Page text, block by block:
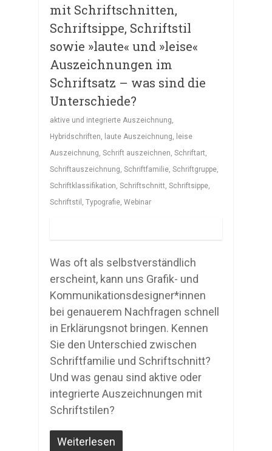
mit Schriftschnitten,
Schriftsippe, Schriftstil
sowie »laute« und »leise«
Auszeichnungen im
Schriftsatz – was sind die
Unterschiede?
aktive und integrierte Auszeichnung
Hybridschriften
laute Auszeichnung
leise
Auszeichnung Schrift auszeichnen Schriftart
Schriftauszeichnung Schriftfamilie Schriftgruppe
Schriftklassifikation Schriftschnitt Schriftsippe
Schriftstil
Typografie Webinar
Was oft als selbstverständlich
erscheint, kann uns Grafik- und
Kommunikationsdesigner*innen
bei genauerem Nachfragen schnell
in Erklärungsnot bringen. Kennen
Sie den Unterschied zwischen
Schriftfamilie und Schriftschnitt?
Und was genau sind aktive oder
integrierte Auszeichnungen mit
Schriftstilen?
Weiterlesen